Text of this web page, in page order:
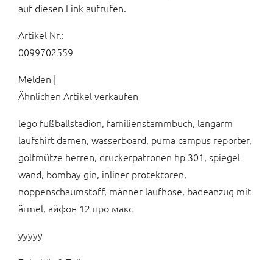
auf diesen Link aufrufen.
Artikel Nr.:
0099702559
Melden |
Ähnlichen Artikel verkaufen
lego fußballstadion, familienstammbuch, langarm
laufshirt damen, wasserboard, puma campus reporter,
golfmütze herren, druckerpatronen hp 301, spiegel
wand, bombay gin, inliner protektoren,
noppenschaumstoff, männer laufhose, badeanzug mit
ärmel, айфон 12 про макс
yyyyy